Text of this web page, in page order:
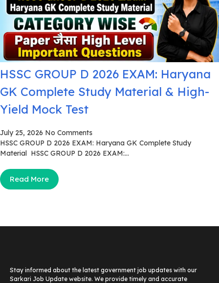
HSSC GROUP D 2026 EXAM: Haryana
GK Complete Study Material & High-
Yield Mock Test
July 25, 2026 No Comments
HSSC GROUP D 2026 EXAM: Haryana GK Complete Study
Material HSSC GROUP D 2026 EXAM:...
Read More
Stay informed about the latest government job updates with our
Sarkari Job Update website. We provide timely and accurate